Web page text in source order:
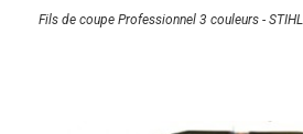
Fils de coupe Professionnel 3 couleurs -